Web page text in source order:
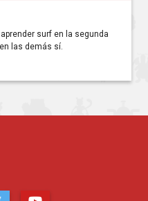
surf en la segunda
las demás sí.